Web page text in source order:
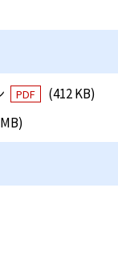
PDF
(412 KB)